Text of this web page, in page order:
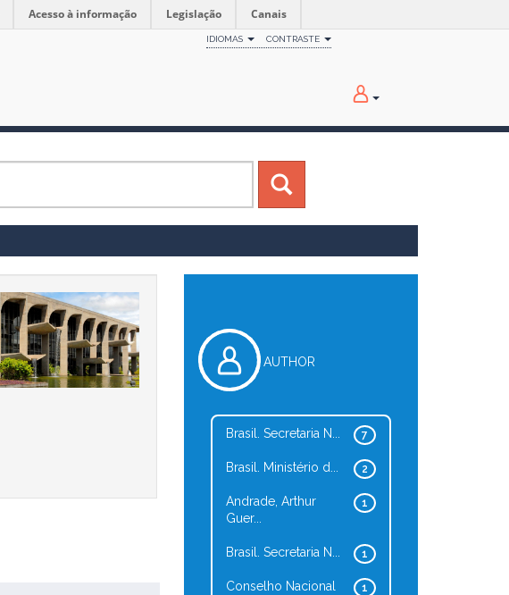
Acesso à informação Legislação Canais
IDIOMAS CONTRASTE
AUTHOR
7
Brasil. Secretaria N...
2
Brasil. Ministério d...
1
Andrade, Arthur
Guer...
1
Brasil. Secretaria N...
1
Conselho Nacional